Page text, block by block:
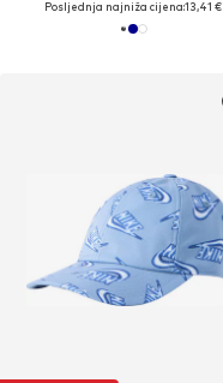
Posljednja najniža cijena:13,41 €